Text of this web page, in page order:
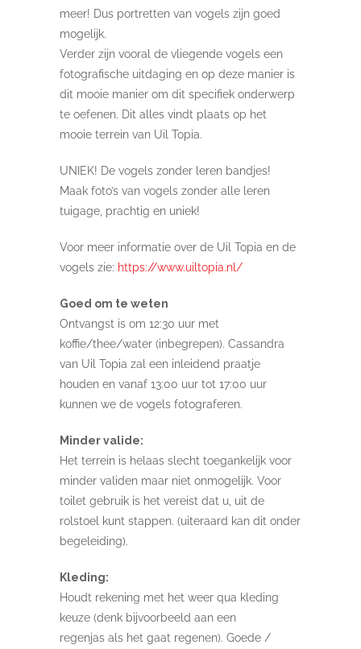
meer! Dus portretten van vogels zijn goed
mogelijk.
Verder zijn vooral de vliegende vogels een
fotografische uitdaging en op deze manier is
dit mooie manier om dit specifiek onderwerp
te oefenen. Dit alles vindt plaats op het
mooie terrein van Uil Topia.
UNIEK! De vogels zonder leren bandjes!
Maak foto’s van vogels zonder alle leren
tuigage, prachtig en uniek!
Voor meer informatie over de Uil Topia en de
vogels zie: https://www.uiltopia.nl/
Goed om te weten
Ontvangst is om 12:30 uur met
koffie/thee/water (inbegrepen). Cassandra
van Uil Topia zal een inleidend praatje
houden en vanaf 13:00 uur tot 17:00 uur
kunnen we de vogels fotograferen.
Minder valide:
Het terrein is helaas slecht toegankelijk voor
minder validen maar niet onmogelijk. Voor
toilet gebruik is het vereist dat u, uit de
rolstoel kunt stappen. (uiteraard kan dit onder
begeleiding).
Kleding:
Houdt rekening met het weer qua kleding
keuze (denk bijvoorbeeld aan een
regenjas als het gaat regenen). Goede /